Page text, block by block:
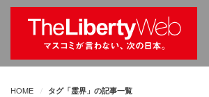
HOME タグ「霊界」の記事一覧